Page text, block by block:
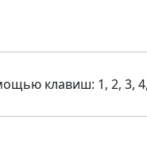
клавиш: 1, 2, 3,